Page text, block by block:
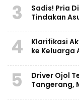
3
Sadis! Pria
Tindakan
4
Klarifikasi
ke Keluarga
5
Driver Ojol
Tangerang,